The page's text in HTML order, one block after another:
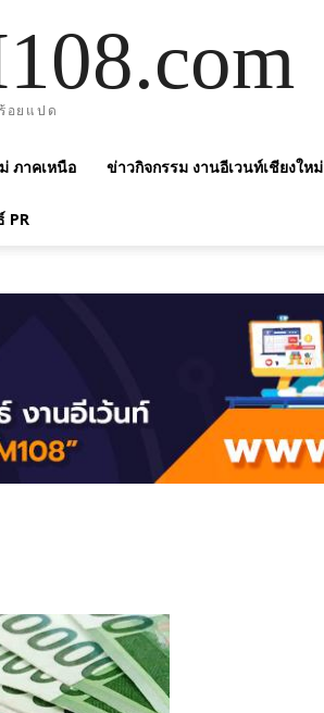
อยแปด
ภาคเหนือ ข่าวกิจกรรม งานอีเวนท์เชียงใหม่
PR